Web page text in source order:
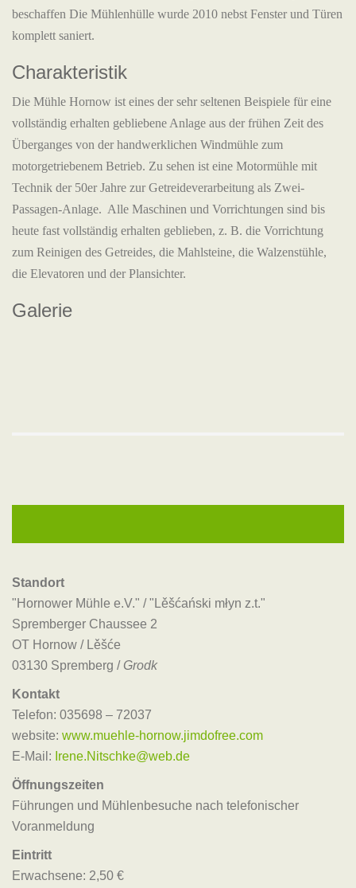
beschaffen Die Mühlenhülle wurde 2010 nebst Fenster und Türen
komplett saniert.
Charakteristik
Die Mühle Hornow ist eines der sehr seltenen Beispiele für eine
vollständig erhalten gebliebene Anlage aus der frühen Zeit des
Überganges von der handwerklichen Windmühle zum
motorgetriebenem Betrieb. Zu sehen ist eine Motormühle mit
Technik der 50er Jahre zur Getreideverarbeitung als Zwei-
Passagen-Anlage. Alle Maschinen und Vorrichtungen sind bis
heute fast vollständig erhalten geblieben, z. B. die Vorrichtung
zum Reinigen des Getreides, die Mahlsteine, die Walzenstühle,
die Elevatoren und der Plansichter.
Galerie
Standort
"Hornower Mühle e.V." / "Lěšćański młyn z.t."
Spremberger Chaussee 2
OT Hornow / Lěšće
03130 Spremberg / Grodk
Kontakt
Telefon: 035698 – 72037
website: www.muehle-hornow.jimdofree.com
E-Mail: Irene.Nitschke@web.de
Öffnungszeiten
Führungen und Mühlenbesuche nach telefonischer
Voranmeldung
Eintritt
Erwachsene: 2,50 €